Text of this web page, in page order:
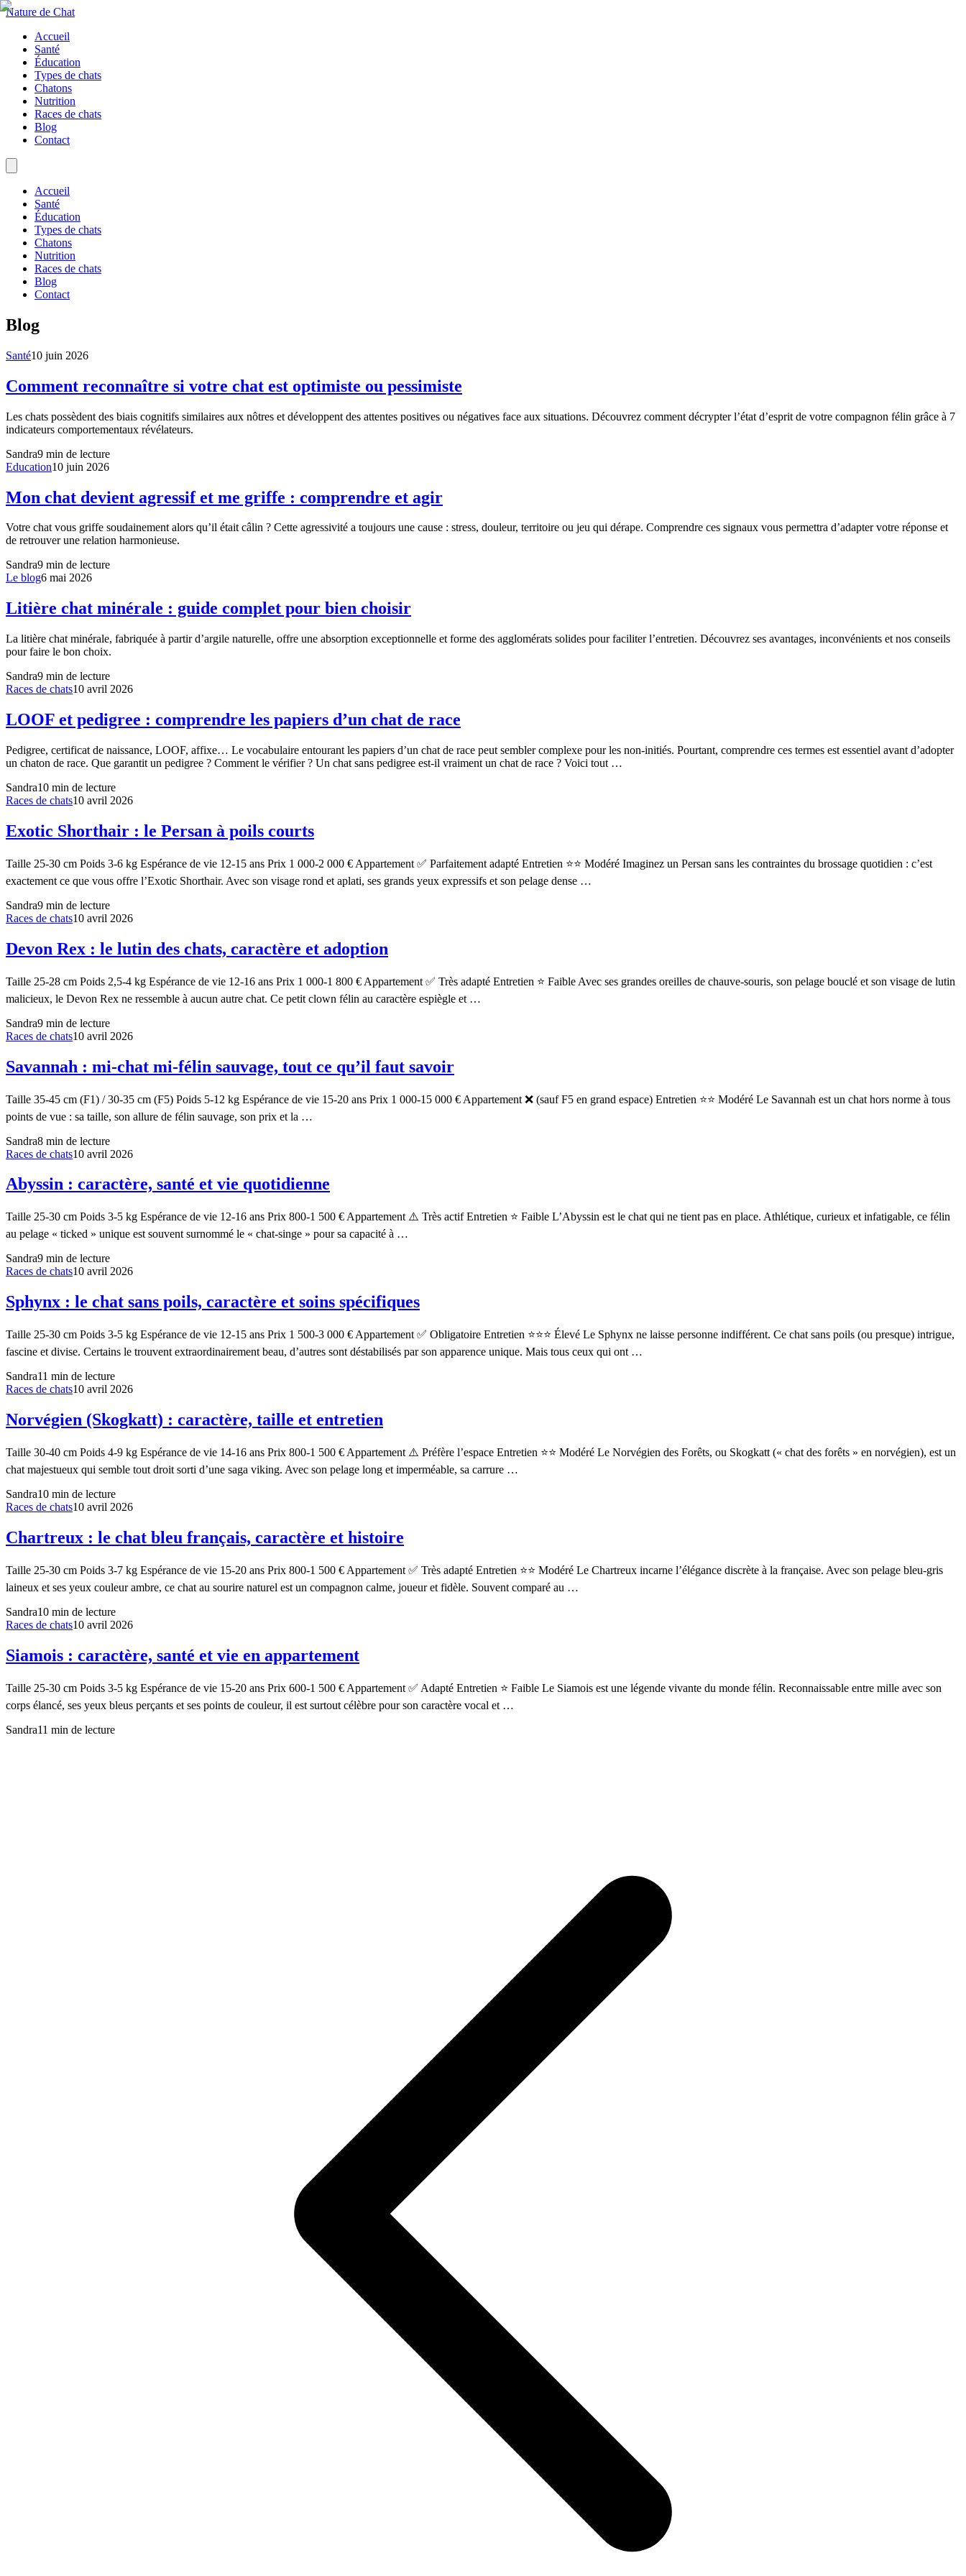
Nature de Chat
Accueil
Santé
Éducation
Types de chats
Chatons
Nutrition
Races de chats
Blog
Contact
Accueil
Santé
Éducation
Types de chats
Chatons
Nutrition
Races de chats
Blog
Contact
Blog
Santé10 juin 2026
Comment reconnaître si votre chat est optimiste ou pessimiste
Les chats possèdent des biais cognitifs similaires aux nôtres et développent des attentes positives ou négatives face aux situations. Découvrez comment décrypter l’état d’esprit de votre compagnon félin grâce à 7
indicateurs comportementaux révélateurs.
Sandra9 min de lecture
Education10 juin 2026
Mon chat devient agressif et me griffe : comprendre et agir
Votre chat vous griffe soudainement alors qu’il était câlin ? Cette agressivité a toujours une cause : stress, douleur, territoire ou jeu qui dérape. Comprendre ces signaux vous permettra d’adapter votre réponse et
de retrouver une relation harmonieuse.
Sandra9 min de lecture
Le blog6 mai 2026
Litière chat minérale : guide complet pour bien choisir
La litière chat minérale, fabriquée à partir d’argile naturelle, offre une absorption exceptionnelle et forme des agglomérats solides pour faciliter l’entretien. Découvrez ses avantages, inconvénients et nos conseils
pour faire le bon choix.
Sandra9 min de lecture
Races de chats10 avril 2026
LOOF et pedigree : comprendre les papiers d’un chat de race
Pedigree, certificat de naissance, LOOF, affixe… Le vocabulaire entourant les papiers d’un chat de race peut sembler complexe pour les non-initiés. Pourtant, comprendre ces termes est essentiel avant d’adopter
un chaton de race. Que garantit un pedigree ? Comment le vérifier ? Un chat sans pedigree est-il vraiment un chat de race ? Voici tout …
Sandra10 min de lecture
Races de chats10 avril 2026
Exotic Shorthair : le Persan à poils courts
Taille 25-30 cm Poids 3-6 kg Espérance de vie 12-15 ans Prix 1 000-2 000 € Appartement ✅ Parfaitement adapté Entretien ⭐⭐ Modéré Imaginez un Persan sans les contraintes du brossage quotidien : c’est
exactement ce que vous offre l’Exotic Shorthair. Avec son visage rond et aplati, ses grands yeux expressifs et son pelage dense …
Sandra9 min de lecture
Races de chats10 avril 2026
Devon Rex : le lutin des chats, caractère et adoption
Taille 25-28 cm Poids 2,5-4 kg Espérance de vie 12-16 ans Prix 1 000-1 800 € Appartement ✅ Très adapté Entretien ⭐ Faible Avec ses grandes oreilles de chauve-souris, son pelage bouclé et son visage de lutin
malicieux, le Devon Rex ne ressemble à aucun autre chat. Ce petit clown félin au caractère espiègle et …
Sandra9 min de lecture
Races de chats10 avril 2026
Savannah : mi-chat mi-félin sauvage, tout ce qu’il faut savoir
Taille 35-45 cm (F1) / 30-35 cm (F5) Poids 5-12 kg Espérance de vie 15-20 ans Prix 1 000-15 000 € Appartement ❌ (sauf F5 en grand espace) Entretien ⭐⭐ Modéré Le Savannah est un chat hors norme à tous
points de vue : sa taille, son allure de félin sauvage, son prix et la …
Sandra8 min de lecture
Races de chats10 avril 2026
Abyssin : caractère, santé et vie quotidienne
Taille 25-30 cm Poids 3-5 kg Espérance de vie 12-16 ans Prix 800-1 500 € Appartement ⚠️ Très actif Entretien ⭐ Faible L’Abyssin est le chat qui ne tient pas en place. Athlétique, curieux et infatigable, ce félin
au pelage « ticked » unique est souvent surnommé le « chat-singe » pour sa capacité à …
Sandra9 min de lecture
Races de chats10 avril 2026
Sphynx : le chat sans poils, caractère et soins spécifiques
Taille 25-30 cm Poids 3-5 kg Espérance de vie 12-15 ans Prix 1 500-3 000 € Appartement ✅ Obligatoire Entretien ⭐⭐⭐ Élevé Le Sphynx ne laisse personne indifférent. Ce chat sans poils (ou presque) intrigue,
fascine et divise. Certains le trouvent extraordinairement beau, d’autres sont déstabilisés par son apparence unique. Mais tous ceux qui ont …
Sandra11 min de lecture
Races de chats10 avril 2026
Norvégien (Skogkatt) : caractère, taille et entretien
Taille 30-40 cm Poids 4-9 kg Espérance de vie 14-16 ans Prix 800-1 500 € Appartement ⚠️ Préfère l’espace Entretien ⭐⭐ Modéré Le Norvégien des Forêts, ou Skogkatt (« chat des forêts » en norvégien), est un
chat majestueux qui semble tout droit sorti d’une saga viking. Avec son pelage long et imperméable, sa carrure …
Sandra10 min de lecture
Races de chats10 avril 2026
Chartreux : le chat bleu français, caractère et histoire
Taille 25-30 cm Poids 3-7 kg Espérance de vie 15-20 ans Prix 800-1 500 € Appartement ✅ Très adapté Entretien ⭐⭐ Modéré Le Chartreux incarne l’élégance discrète à la française. Avec son pelage bleu-gris
laineux et ses yeux couleur ambre, ce chat au sourire naturel est un compagnon calme, joueur et fidèle. Souvent comparé au …
Sandra10 min de lecture
Races de chats10 avril 2026
Siamois : caractère, santé et vie en appartement
Taille 25-30 cm Poids 3-5 kg Espérance de vie 15-20 ans Prix 600-1 500 € Appartement ✅ Adapté Entretien ⭐ Faible Le Siamois est une légende vivante du monde félin. Reconnaissable entre mille avec son
corps élancé, ses yeux bleus perçants et ses points de couleur, il est surtout célèbre pour son caractère vocal et …
Sandra11 min de lecture